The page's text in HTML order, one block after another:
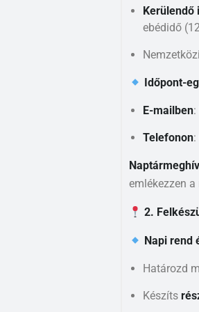
Kerülendő
ebédidő
Időpont-
E-mailben
Telefonon
emlékezzen
2.
Napi rend
Határozd
Készíts